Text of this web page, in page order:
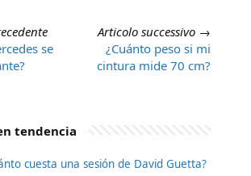
se
Articolo successivo →
¿Cuánto peso si mi
cintura mide 70 cm?
tendencia
cuesta una sesión de David Guetta?